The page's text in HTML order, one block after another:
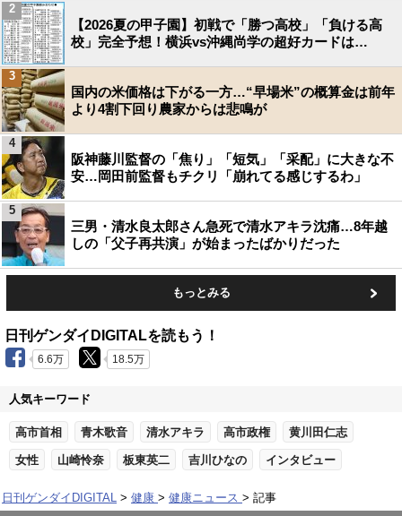
【2026夏の甲子園】初戦で「勝つ高校」「負ける高
校」完全予想！横浜vs沖縄尚学の超好カードは…
2
国内の米価格は下がる一方…“早場米”の概算金は前年
より4割下回り農家からは悲鳴が
3
阪神藤川監督の「焦り」「短気」「采配」に大きな不
安…岡田前監督もチクリ「崩れてる感じするわ」
4
三男・清水良太郎さん急死で清水アキラ沈痛…8年越
しの「父子再共演」が始まったばかりだった
5
もっとみる
日刊ゲンダイDIGITALを読もう！
6.6万 18.5万
人気キーワード
高市首相 青木歌音 清水アキラ 高市政権 黄川田仁志
女性 山崎怜奈 板東英二 吉川ひなの インタビュー
日刊ゲンダイDIGITAL 健康 健康ニュース 記事